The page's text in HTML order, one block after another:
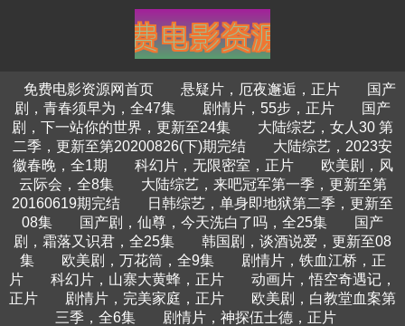
免费电影资源网首页 悬疑片，厄夜邂逅，正片
国产
剧，青春须早为，全47集
剧情片，55步，正片
国产
剧，下一站你的世界，更新至24集
大陆综艺，女人30 第
二季，更新至第20200826(下)期完结
大陆综艺，2023安
徽春晚，全1期
科幻片，无限密室，正片
欧美剧，风
云际会，全8集
大陆综艺，来吧冠军第一季，更新至第
20160619期完结
日韩综艺，单身即地狱第二季，更新至
08集
国产剧，仙尊，今天洗白了吗，全25集
国产
剧，霜落又识君，全25集
韩国剧，谈酒说爱，更新至08
集
欧美剧，万花筒，全9集
剧情片，铁血江桥，正
片
科幻片，山寨大黄蜂，正片
动画片，悟空奇遇记，
正片
剧情片，完美家庭，正片
欧美剧，白教堂血案第
三季，全6集
剧情片，神探伍士德，正片